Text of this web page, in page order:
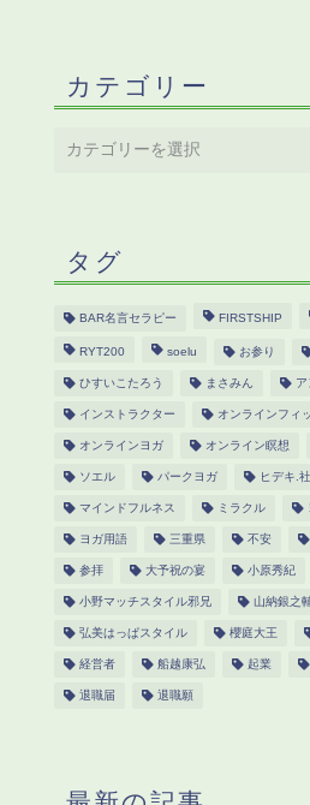
カテゴリー
タグ
BAR名言セラピー FIRSTSHIP
RYT200 soelu お参り
ひすいこたろう まさみん
インストラクター オンラインフィ
オンラインヨガ オンライン瞑想
ソエル パークヨガ ヒデキ.
マインドフルネス ミラクル
ヨガ用語 三重県 不安
参拝 大予祝の宴 小原秀紀
小野マッチスタイル邪兄 山納銀之
弘美はっぱスタイル 櫻庭大王
経営者 船越康弘 起業
退職届 退職願